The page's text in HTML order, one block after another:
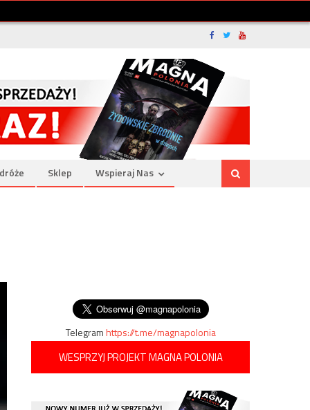
Sklep Wspieraj Nas
Telegramhttps://t.me/magnapolonia
WESPRZYJ PROJEKT MAGNA POLONIA